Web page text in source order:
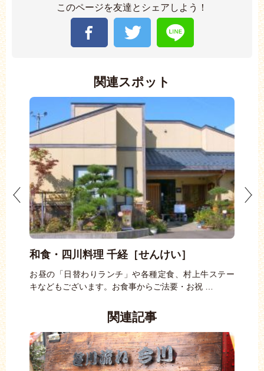
このページを友達とシェアしよう！
関連スポット
創
和食・四川料理 千経［せんけい］
お昼の「日替わりランチ」や各種定食、村上牛ステー
キなどもございます。お食事からご法要・お祝 …
ブ
洋
関連記事